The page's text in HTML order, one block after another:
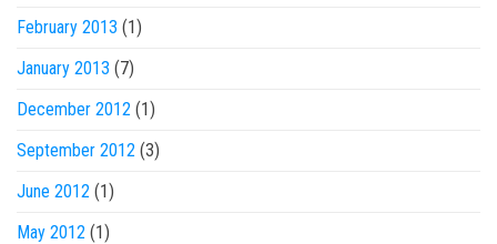
February 2013 (1)
January 2013 (7)
December 2012 (1)
September 2012 (3)
June 2012 (1)
May 2012 (1)